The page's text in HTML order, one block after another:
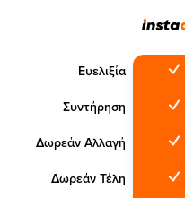
Ευελιξία
Συντήρηση
Δωρεάν Αλλαγή
Δωρεάν Τέλη